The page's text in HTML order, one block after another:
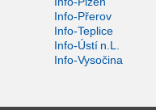
Info-Přerov
Info-Teplice
Info-Ústí n.L.
Info-Vysočina